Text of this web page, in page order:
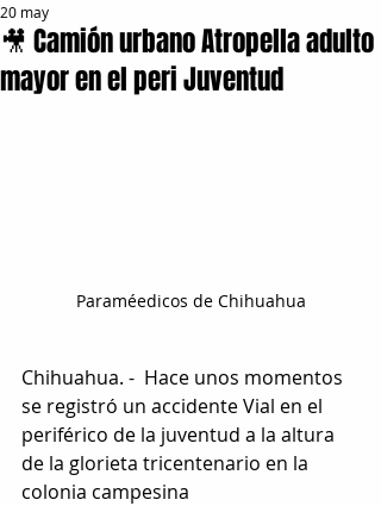
🎥 Camión urbano Atropella adulto
mayor en el peri Juventud
20 may
Paraméedicos de Chihuahua
Chihuahua. -  Hace unos momentos
se registró un accidente Vial en el
periférico de la juventud a la altura
de la glorieta tricentenario en la
colonia campesina